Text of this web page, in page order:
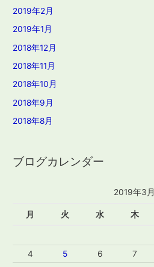
2019年2月
2019年1月
2018年12月
2018年11月
2018年10月
2018年9月
2018年8月
ブログカレンダー
2019年3月
月 火 水 木
4
5 6 7